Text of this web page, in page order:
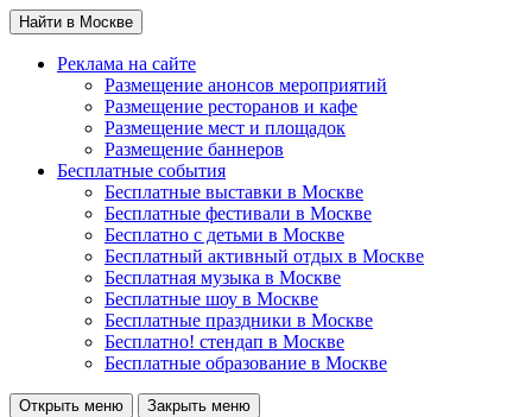
Найти в Москве
Реклама на сайте
Размещение анонсов мероприятий
Размещение ресторанов и кафе
Размещение мест и площадок
Размещение баннеров
Бесплатные события
Бесплатные выставки в Москве
Бесплатные фестивали в Москве
Бесплатно с детьми в Москве
Бесплатный активный отдых в Москве
Бесплатная музыка в Москве
Бесплатные шоу в Москве
Бесплатные праздники в Москве
Бесплатно! стендап в Москве
Бесплатные образование в Москве
Открыть меню Закрыть меню